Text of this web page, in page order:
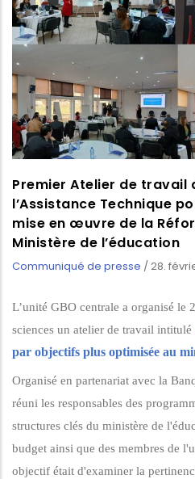
Premier Atelier de travail
l’Assistance Technique
mise en œuvre de la
Ministère de l’éducation
Communiqué de presse / 28.
L’unité GBO centrale a organisé le
sciences un atelier de travail intitulé
par objectifs plus optimisée au
Organisé en partenariat avec la
réuni les responsables des
structures clés du ministère de
budget ainsi que des membres de
objectif était d'examiner la